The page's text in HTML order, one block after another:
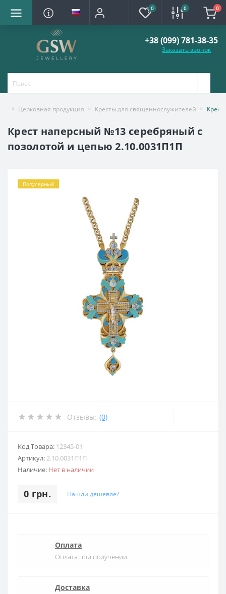
0 0 0
+38 (099) 781-38-35
Заказать звонок
Церковная продукция Кресты для священнослужителей
Крест наперсный №13 серебряный с
позолотой и цепью 2.10.0031П1П
Популярный
Отзывы: (0)
Код Товара: 12345-01
Артикул:2.10.0031П1П
Наличие: Нет в наличии
0 грн. Нашли дешевле?
Оплата
Оплата при получении
Доставка